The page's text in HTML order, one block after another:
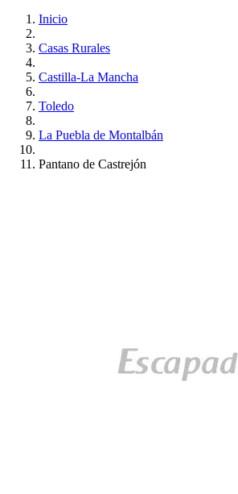
Inicio
Casas Rurales
Castilla-La Mancha
Toledo
La Puebla de Montalbán
Pantano de Castrejón